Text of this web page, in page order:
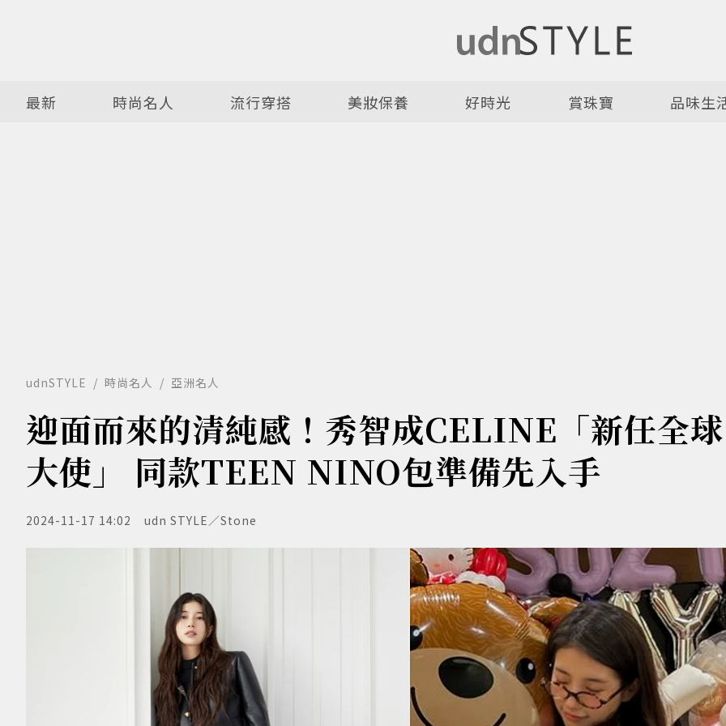
最新 時尚名人 流行穿搭 美妝保養 好時光 賞珠寶 品味生
udnSTYLE 時尚名人 亞洲名人
迎面而來的清純感！秀智成CELINE「新任全
大使」 同款TEEN NINO包準備先入手
2024-11-17 14:02 udn STYLE／Stone